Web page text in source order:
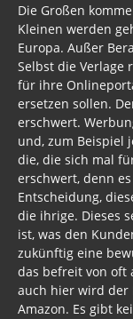
Die Großen
Kleinen werden
Europa. Außer
Selbst die Verlage
für ihre
ersetzen sollen.
erschwert.
und, zum Beispiel
die, die sich mal
erschwert, denn
Entscheidung,
die ihrige. Dieses
ist, was den
zukünftig eine
das befreit von oft
auch hier wird der
Amazon. Es gibt